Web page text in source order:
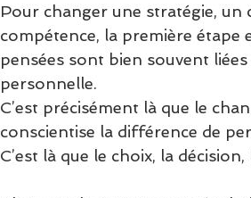
Pour changer une stratégie,
compétence, la première étape
pensées sont bien souvent liées
personnelle.
C’est précisément là que le
conscientise la différence de
C’est là que le choix, la